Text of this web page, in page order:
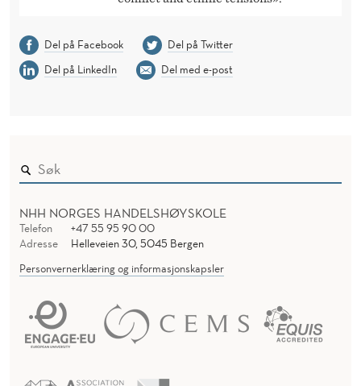
Del på Facebook
Del på Twitter
Del på LinkedIn
Del med e-post
NHH NORGES HANDELSHØYSKOLE
Telefon
+47 55 95 90 00
Adresse
Helleveien 30, 5045 Bergen
Personvernerklæring og informasjonskapsler